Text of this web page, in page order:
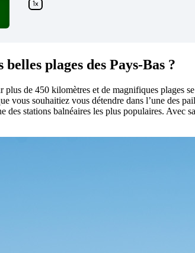
plages des Pays-Bas ?
plus de 450 kilomètres et de magnifiques plages
vous souhaitiez vous détendre dans l’une des
des stations balnéaires les plus populaires. Avec